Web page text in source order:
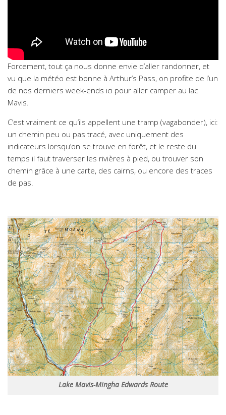
Forcement, tout ça nous donne envie d’aller randonner, et
vu que la météo est bonne à Arthur’s Pass, on profite de l’un
de nos derniers week-ends ici pour aller camper au lac
Mavis.
C’est vraiment ce qu’ils appellent une tramp (vagabonder), ici:
un chemin peu ou pas tracé, avec uniquement des
indicateurs lorsqu’on se trouve en forêt, et le reste du
temps il faut traverser les rivières à pied, ou trouver son
chemin grâce à une carte, des cairns, ou encore des traces
de pas.
Lake Mavis-Mingha Edwards Route